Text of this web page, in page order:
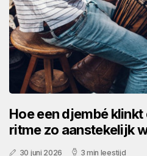
Hoe een djembé
ritme zo aanstekelijk
30 juni 2026 3 min leestijd